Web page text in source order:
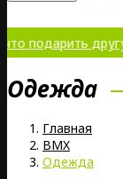
другу?
Oдежда
Главная
BMX
Oдежда